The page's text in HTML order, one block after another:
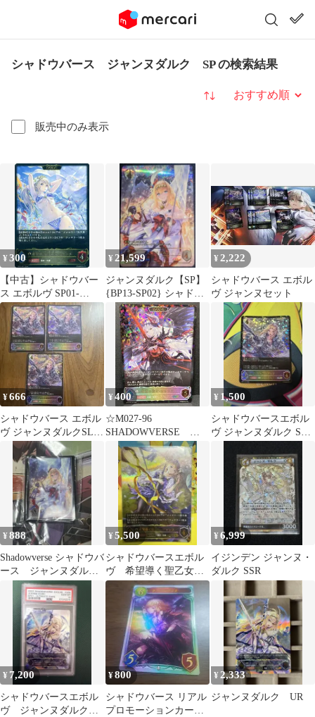
シャドウバース ジャンヌダルク SP の検索結果
販売中のみ表示
並び替え
¥300
【中古】シャドウバー
ス エボルヴ SP01-
041[LG]：希望導く聖乙
女・ジャンヌ
¥ 21,599
ジャンヌダルク【SP】
{BP13-SP02} シャドウ
バース エボルヴ
¥ 2,222
シャドウバース エボル
ヴ ジャンヌセット
¥666
シャドウバース エボル
ヴ ジャンヌダルクSL 3
枚セット
¥400
☆M027-96
SHADOWVERSE
EVOLVE 絶望の聖
女・ジャンヌ BP13-
SL19 SL シャドウバ
ースエボルヴ
¥ 1,500
シャドウバースエボル
ヴ ジャンヌダルク SL
¥888
Shadowverse シャドウバ
ース ジャンヌダル
ク スリーブ シャド
¥5,500
シャドウバースエボル
ヴ 希望導く聖乙女・
ジャンヌ UR BP09-
¥6,999
イジンデン ジャンヌ・
ダルク SSR
¥ 7,200
シャドウバースエボル
ヴ ジャンヌダルク
¥800
シャドウバース リアル
プロモーションカード
¥ 2,333
ジャンヌダルク UR